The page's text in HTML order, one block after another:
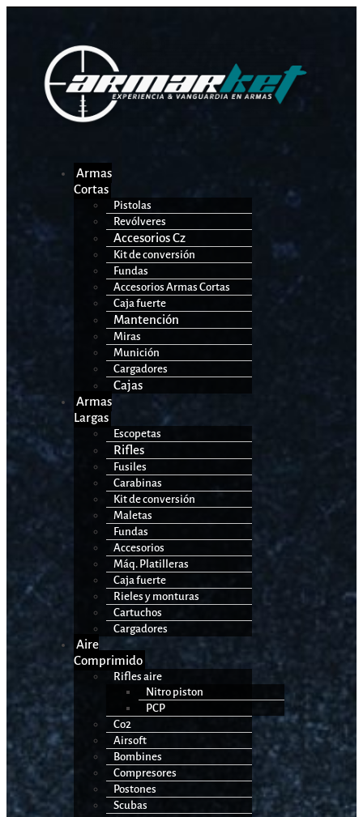
Armas
Cortas
Pistolas
Revólveres
Accesorios Cz
Kit de conversión
Fundas
Accesorios Armas Cortas
Caja fuerte
Mantención
Miras
Munición
Cargadores
Cajas
Armas
Largas
Escopetas
Rifles
Fusiles
Carabinas
Kit de conversión
Maletas
Fundas
Accesorios
Máq. Platilleras
Caja fuerte
Rieles y monturas
Cartuchos
Cargadores
Aire
Comprimido
Rifles aire
Nitro piston
PCP
Co2
Airsoft
Bombines
Compresores
Postones
Scubas